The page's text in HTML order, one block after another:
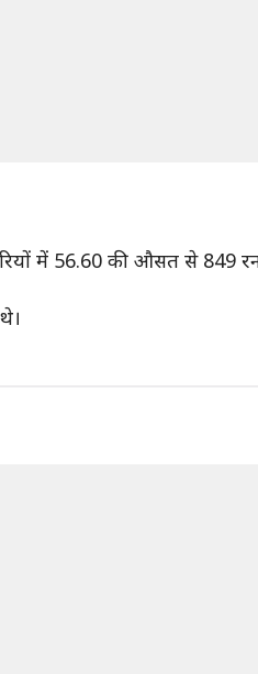
में 56.60 की औसत से